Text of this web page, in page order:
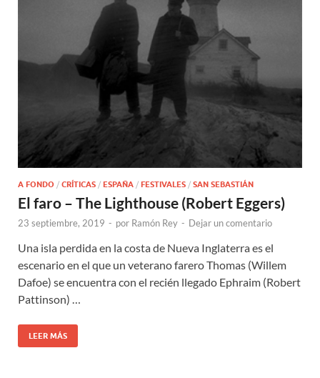
A FONDO / CRÍTICAS / ESPAÑA / FESTIVALES / SAN SEBASTIÁN
El faro – The Lighthouse (Robert Eggers)
23 septiembre, 2019 - por Ramón Rey - Dejar un comentario
Una isla perdida en la costa de Nueva Inglaterra es el
escenario en el que un veterano farero Thomas (Willem
Dafoe) se encuentra con el recién llegado Ephraim (Robert
Pattinson) …
LEER MÁS